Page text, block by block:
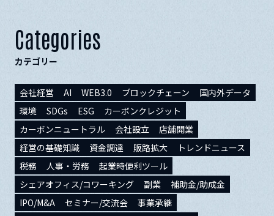
Categories
カテゴリー
会社経営 AI WEB3.0 ブロックチェーン
国内外データ
環境
SDGs ESG
カーボンクレジット
カーボンニュートラル
会社設立
店舗開業
経営の基礎知識
資金調達 販路拡大
トレンドニュース
税務
人事・労務
起業時便利ツール
シェアオフィス/コワーキング
副業
補助金/助成金
IPO/M&A
セミナー/交流会
事業承継